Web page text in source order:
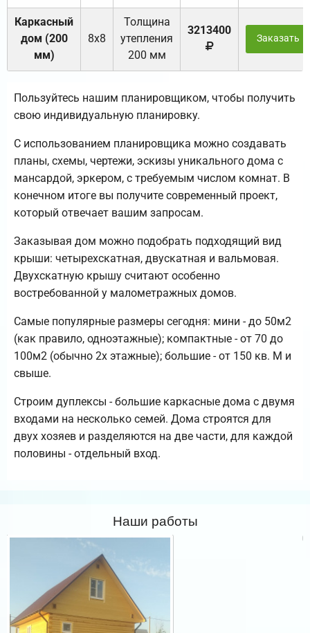
Каркасный
дом (200
мм)
8х8
Толщина
утепления
200 мм
3213400
Заказать
Пользуйтесь нашим планировщиком, чтобы получить
свою индивидуальную планировку.
С использованием планировщика можно создавать
планы, схемы, чертежи, эскизы уникального дома с
мансардой, эркером, с требуемым числом комнат. В
конечном итоге вы получите современный проект,
который отвечает вашим запросам.
Заказывая дом можно подобрать подходящий вид
крыши: четырехскатная, двускатная и вальмовая.
Двухскатную крышу считают особенно
востребованной у малометражных домов.
Самые популярные размеры сегодня: мини - до 50м2
(как правило, одноэтажные); компактные - от 70 до
100м2 (обычно 2х этажные); большие - от 150 кв. М и
свыше.
Строим дуплексы - большие каркасные дома с двумя
входами на несколько семей. Дома строятся для
двух хозяев и разделяются на две части, для каждой
половины - отдельный вход.
Наши работы